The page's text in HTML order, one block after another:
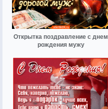
Открытка поздравление с днем
рождения мужу